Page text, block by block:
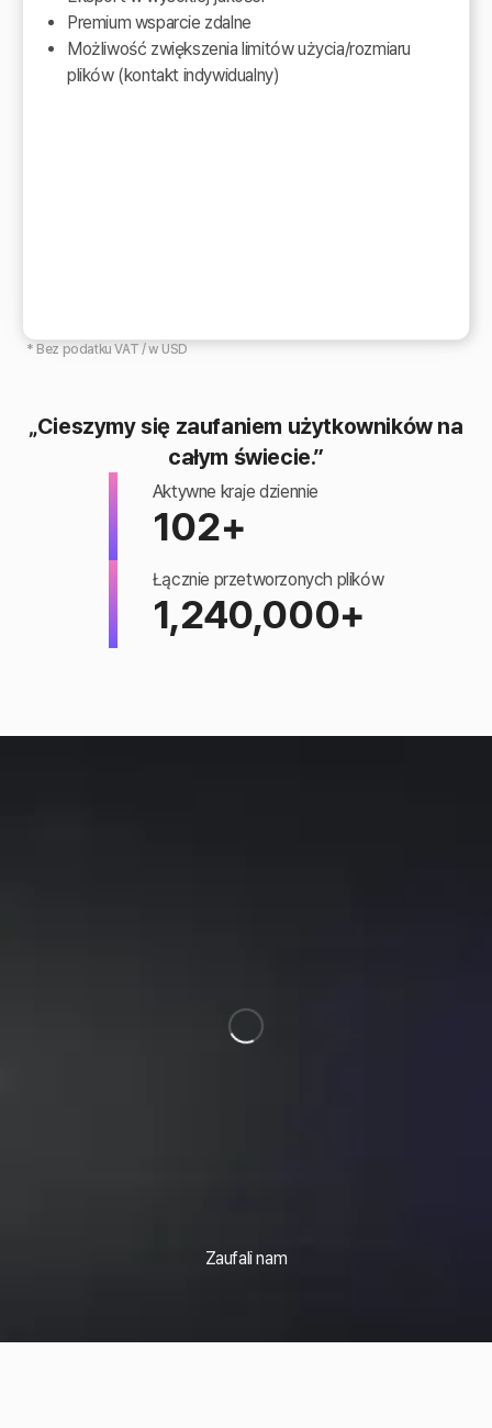
Premium wsparcie zdalne
Możliwość zwiększenia limitów użycia/rozmiaru
plików (kontakt indywidualny)
* Bez podatku VAT / w USD
„Cieszymy się zaufaniem użytkowników na
całym świecie.”
Aktywne kraje dziennie
102+
Łącznie przetworzonych plików
1,240,000+
Zaufali nam